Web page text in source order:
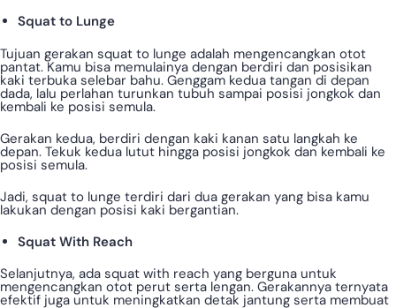
Squat to Lunge
Tujuan gerakan squat to lunge adalah mengencangkan otot
pantat. Kamu bisa memulainya dengan berdiri dan posisikan
kaki terbuka selebar bahu. Genggam kedua tangan di depan
dada, lalu perlahan turunkan tubuh sampai posisi jongkok dan
kembali ke posisi semula.
Gerakan kedua, berdiri dengan kaki kanan satu langkah ke
depan. Tekuk kedua lutut hingga posisi jongkok dan kembali ke
posisi semula.
Jadi, squat to lunge terdiri dari dua gerakan yang bisa kamu
lakukan dengan posisi kaki bergantian.
Squat With Reach
Selanjutnya, ada squat with reach yang berguna untuk
mengencangkan otot perut serta lengan. Gerakannya ternyata
efektif juga untuk meningkatkan detak jantung serta membuat